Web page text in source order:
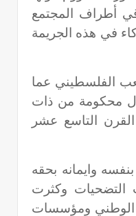
أطراف المجتمع
في هذه الجريمة
الفلسطيني عما
محكومة من ذات
التاسع عشر
وايمانه بحقه
التضحيات وكثرت
الوطني ومؤسسات